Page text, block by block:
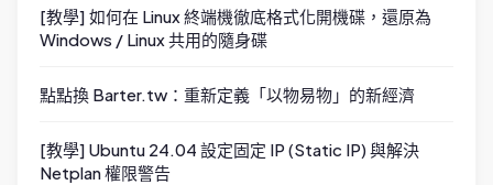
[教學] 如何在 Linux 終端機徹底格式化開機碟，還原為
Windows / Linux 共用的隨身碟
點點換 Barter.tw：重新定義「以物易物」的新經濟
[教學] Ubuntu 24.04 設定固定 IP (Static IP) 與解決
Netplan 權限警告